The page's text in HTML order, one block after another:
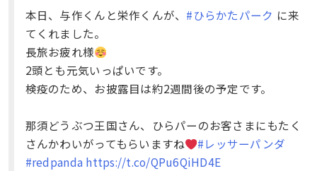
本日、与作くんと栄作くんが、 #ひらかたパーク に来
てくれました。
長旅お疲れ様
2頭とも元気いっぱいです。
検疫のため、お披露目は約2週間後の予定です。
那須どうぶつ王国さん、ひらパーのお客さまにもたく
さんかわいがってもらいますね
#レッサーパンダ
#redpanda https://t.co/QPu6QiHD4E